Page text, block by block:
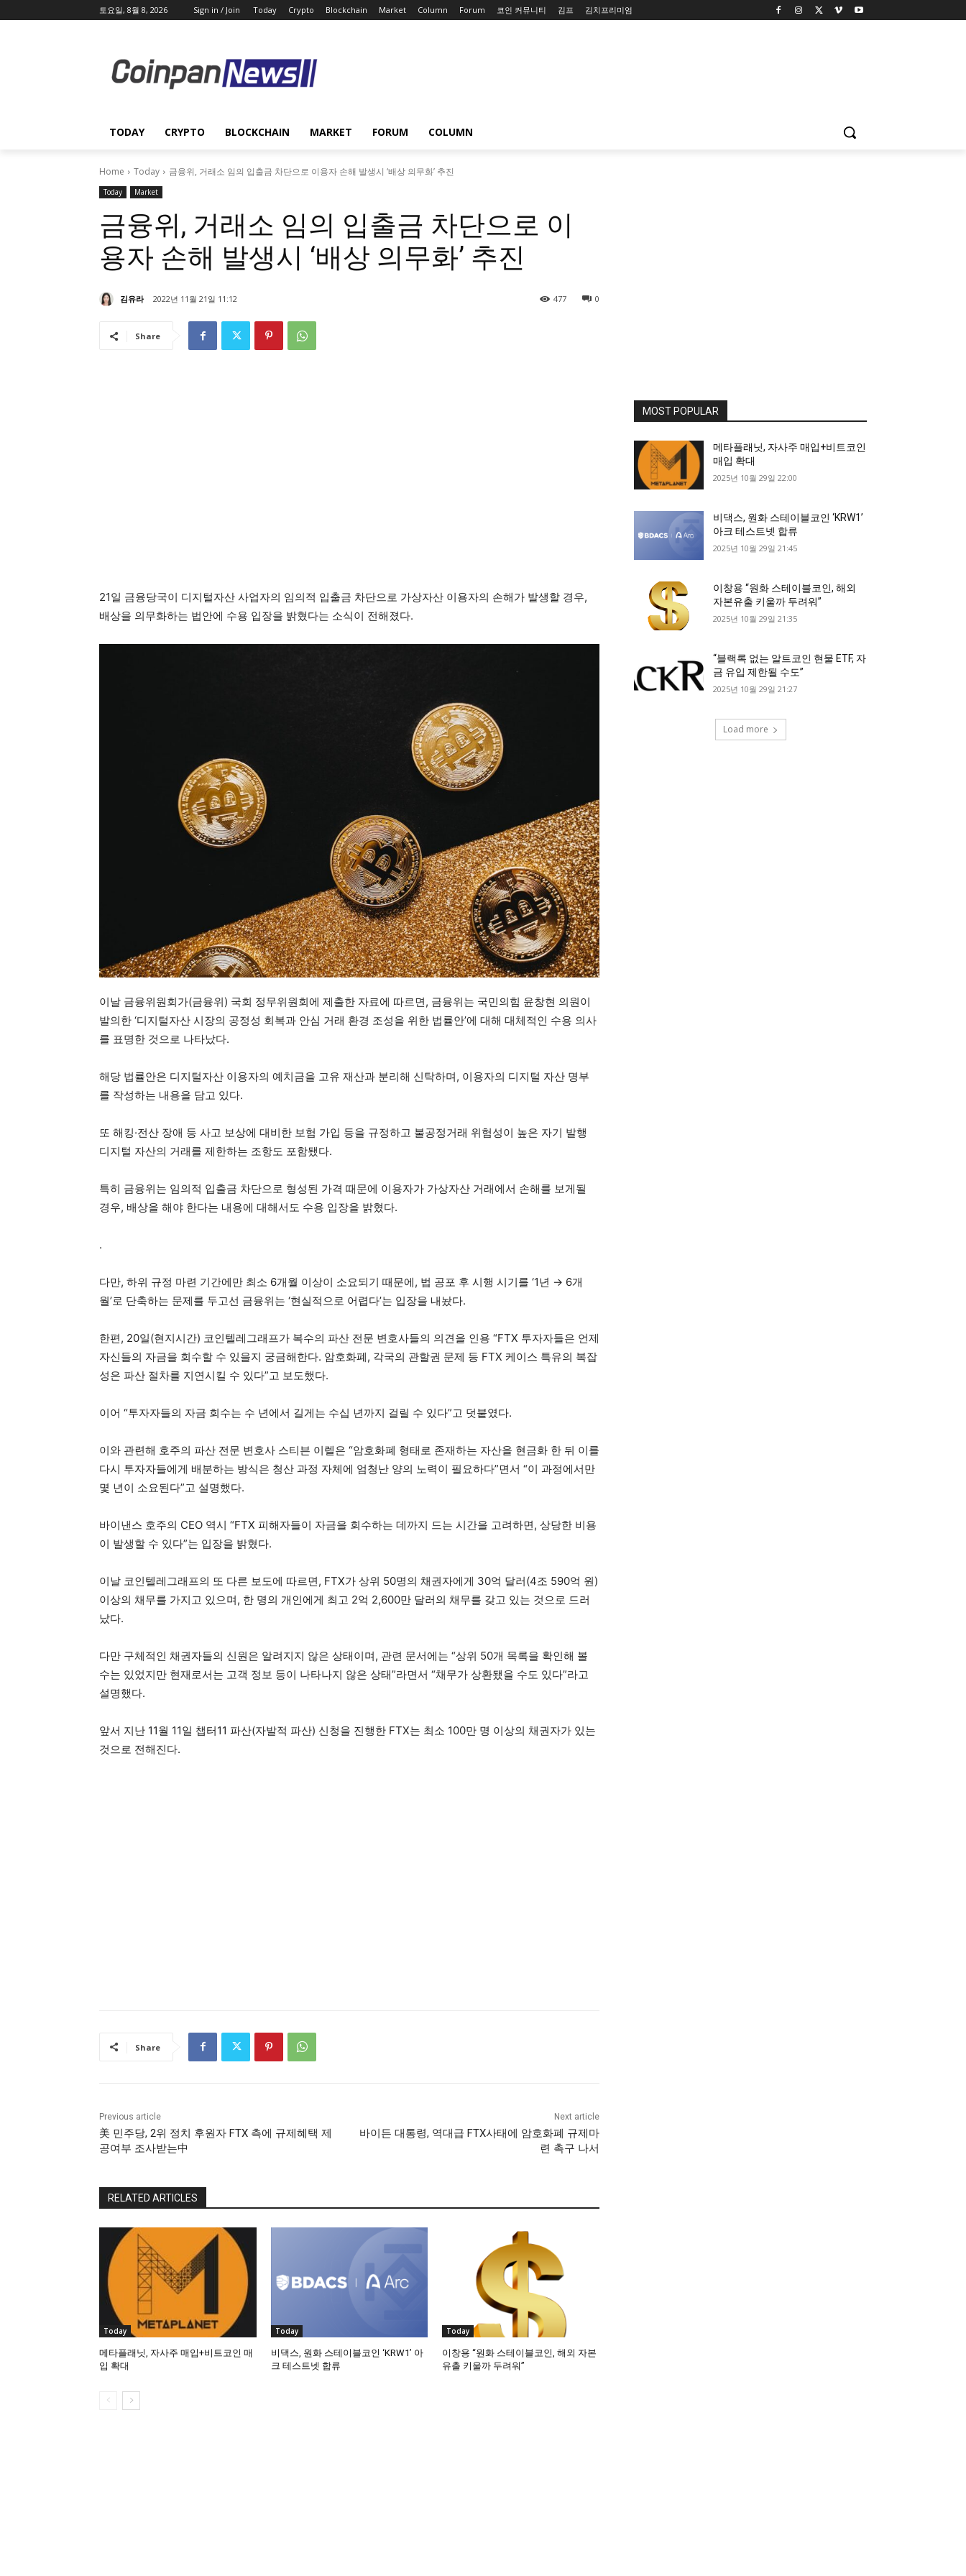
토요일, 8월 8, 2026 Sign in / Join Today Crypto Blockchain Market Column Forum 코인 커뮤니티 김프 김치프리미엄
TODAY CRYPTO BLOCKCHAIN MARKET FORUM COLUMN
Home Today 금융위, 거래소 임의 입출금 차단으로 이용자 손해 발생시 ‘배상 의무화’ 추진
Today Market
금융위, 거래소 임의 입출금 차단으로 이
용자 손해 발생시 ‘배상 의무화’ 추진
김유라 2022년 11월 21일 11:12 0
477
Share
21일 금융당국이 디지털자산 사업자의 임의적 입출금 차단으로 가상자산 이용자의 손해가 발생할 경우,
배상을 의무화하는 법안에 수용 입장을 밝혔다는 소식이 전해졌다.
이날 금융위원회가(금융위) 국회 정무위원회에 제출한 자료에 따르면, 금융위는 국민의힘 윤창현 의원이
발의한 ‘디지털자산 시장의 공정성 회복과 안심 거래 환경 조성을 위한 법률안’에 대해 대체적인 수용 의사
를 표명한 것으로 나타났다.
해당 법률안은 디지털자산 이용자의 예치금을 고유 재산과 분리해 신탁하며, 이용자의 디지털 자산 명부
를 작성하는 내용을 담고 있다.
또 해킹·전산 장애 등 사고 보상에 대비한 보험 가입 등을 규정하고 불공정거래 위험성이 높은 자기 발행
디지털 자산의 거래를 제한하는 조항도 포함됐다.
특히 금융위는 임의적 입출금 차단으로 형성된 가격 때문에 이용자가 가상자산 거래에서 손해를 보게될
경우, 배상을 해야 한다는 내용에 대해서도 수용 입장을 밝혔다.
.
다만, 하위 규정 마련 기간에만 최소 6개월 이상이 소요되기 때문에, 법 공포 후 시행 시기를 ‘1년 → 6개
월’로 단축하는 문제를 두고선 금융위는 ‘현실적으로 어렵다’는 입장을 내놨다.
한편, 20일(현지시간) 코인텔레그래프가 복수의 파산 전문 변호사들의 의견을 인용 “FTX 투자자들은 언제
자신들의 자금을 회수할 수 있을지 궁금해한다. 암호화폐, 각국의 관할권 문제 등 FTX 케이스 특유의 복잡
성은 파산 절차를 지연시킬 수 있다”고 보도했다.
이어 “투자자들의 자금 회수는 수 년에서 길게는 수십 년까지 걸릴 수 있다”고 덧붙였다.
이와 관련해 호주의 파산 전문 변호사 스티븐 이렐은 “암호화폐 형태로 존재하는 자산을 현금화 한 뒤 이를
다시 투자자들에게 배분하는 방식은 청산 과정 자체에 엄청난 양의 노력이 필요하다”면서 “이 과정에서만
몇 년이 소요된다”고 설명했다.
바이낸스 호주의 CEO 역시 “FTX 피해자들이 자금을 회수하는 데까지 드는 시간을 고려하면, 상당한 비용
이 발생할 수 있다”는 입장을 밝혔다.
이날 코인텔레그래프의 또 다른 보도에 따르면, FTX가 상위 50명의 채권자에게 30억 달러(4조 590억 원)
이상의 채무를 가지고 있으며, 한 명의 개인에게 최고 2억 2,600만 달러의 채무를 갖고 있는 것으로 드러
났다.
다만 구체적인 채권자들의 신원은 알려지지 않은 상태이며, 관련 문서에는 “상위 50개 목록을 확인해 볼
수는 있었지만 현재로서는 고객 정보 등이 나타나지 않은 상태”라면서 “채무가 상환됐을 수도 있다”라고
설명했다.
앞서 지난 11월 11일 챕터11 파산(자발적 파산) 신청을 진행한 FTX는 최소 100만 명 이상의 채권자가 있는
것으로 전해진다.
Share
Previous article
美 민주당, 2위 정치 후원자 FTX 측에 규제혜택 제
공여부 조사받는中
Next article
바이든 대통령, 역대급 FTX사태에 암호화폐 규제마
련 촉구 나서
RELATED ARTICLES
Today
메타플래닛, 자사주 매입+비트코인 매
입 확대
Today
비댁스, 원화 스테이블코인 ‘KRW1’ 아
크 테스트넷 합류
Today
이창용 “원화 스테이블코인, 해외 자본
유출 키울까 두려워”
MOST POPULAR
메타플래닛, 자사주 매입+비트코인
매입 확대
2025년 10월 29일 22:00
비댁스, 원화 스테이블코인 ‘KRW1’
아크 테스트넷 합류
2025년 10월 29일 21:45
이창용 “원화 스테이블코인, 해외
자본유출 키울까 두려워”
2025년 10월 29일 21:35
“블랙록 없는 알트코인 현물 ETF, 자
금 유입 제한될 수도”
2025년 10월 29일 21:27
Load more